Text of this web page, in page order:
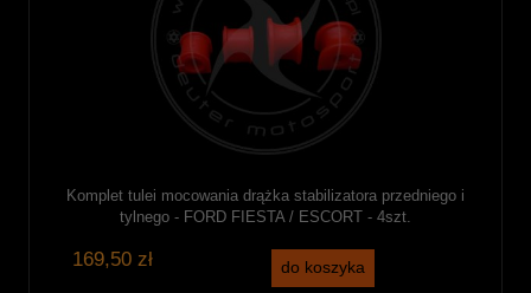
Komplet tulei mocowania drążka stabilizatora przedniego i
tylnego - FORD FIESTA / ESCORT - 4szt.
169,50 zł do koszyka